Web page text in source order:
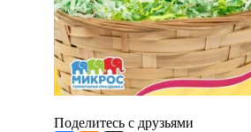
Поделитесь с друзьями